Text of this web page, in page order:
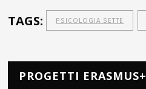
TAGS: PSICOLOGIA SETTE
PROGETTI ERASMUS+